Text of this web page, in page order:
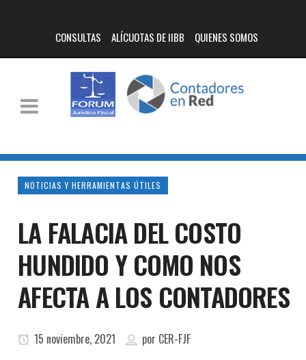
CONSULTAS ALÍCUOTAS DE IIBB QUIENES SOMOS
NOTICIAS Y HERRAMIENTAS ÚTILES
LA FALACIA DEL COSTO
HUNDIDO Y COMO NOS
AFECTA A LOS CONTADORES
15 noviembre, 2021 por CER-FJF